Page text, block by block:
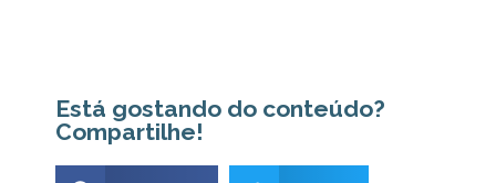
Está gostando do conteúdo?
Compartilhe!